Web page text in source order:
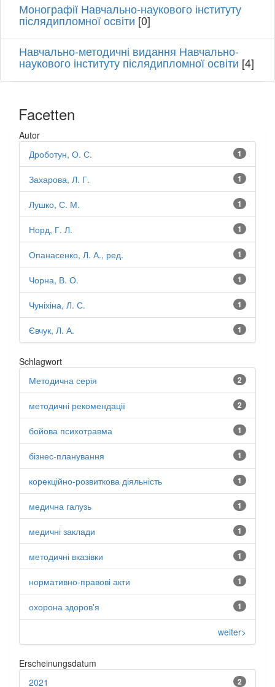
Монографії Навчально-наукового інституту
післядипломної освіти [0]
Навчально-методичні видання Навчально-
наукового інституту післядипломної освіти [4]
Facetten
Autor
1
Дроботун, О. С.
1
Захарова, Л. Г.
1
Лушко, С. М.
1
Норд, Г. Л.
1
Опанасенко, Л. А., ред.
1
Чорна, В. О.
1
Чуніхіна, Л. С.
1
Євчук, Л. А.
Schlagwort
2
Методична серія
2
методичні рекомендації
1
бойова психотравма
1
бізнес-планування
1
корекційно-розвиткова діяльність
1
медична галузь
1
медичні заклади
1
методичні вказівки
1
нормативно-правові акти
1
охорона здоров'я
weiter>
Erscheinungsdatum
2
2021